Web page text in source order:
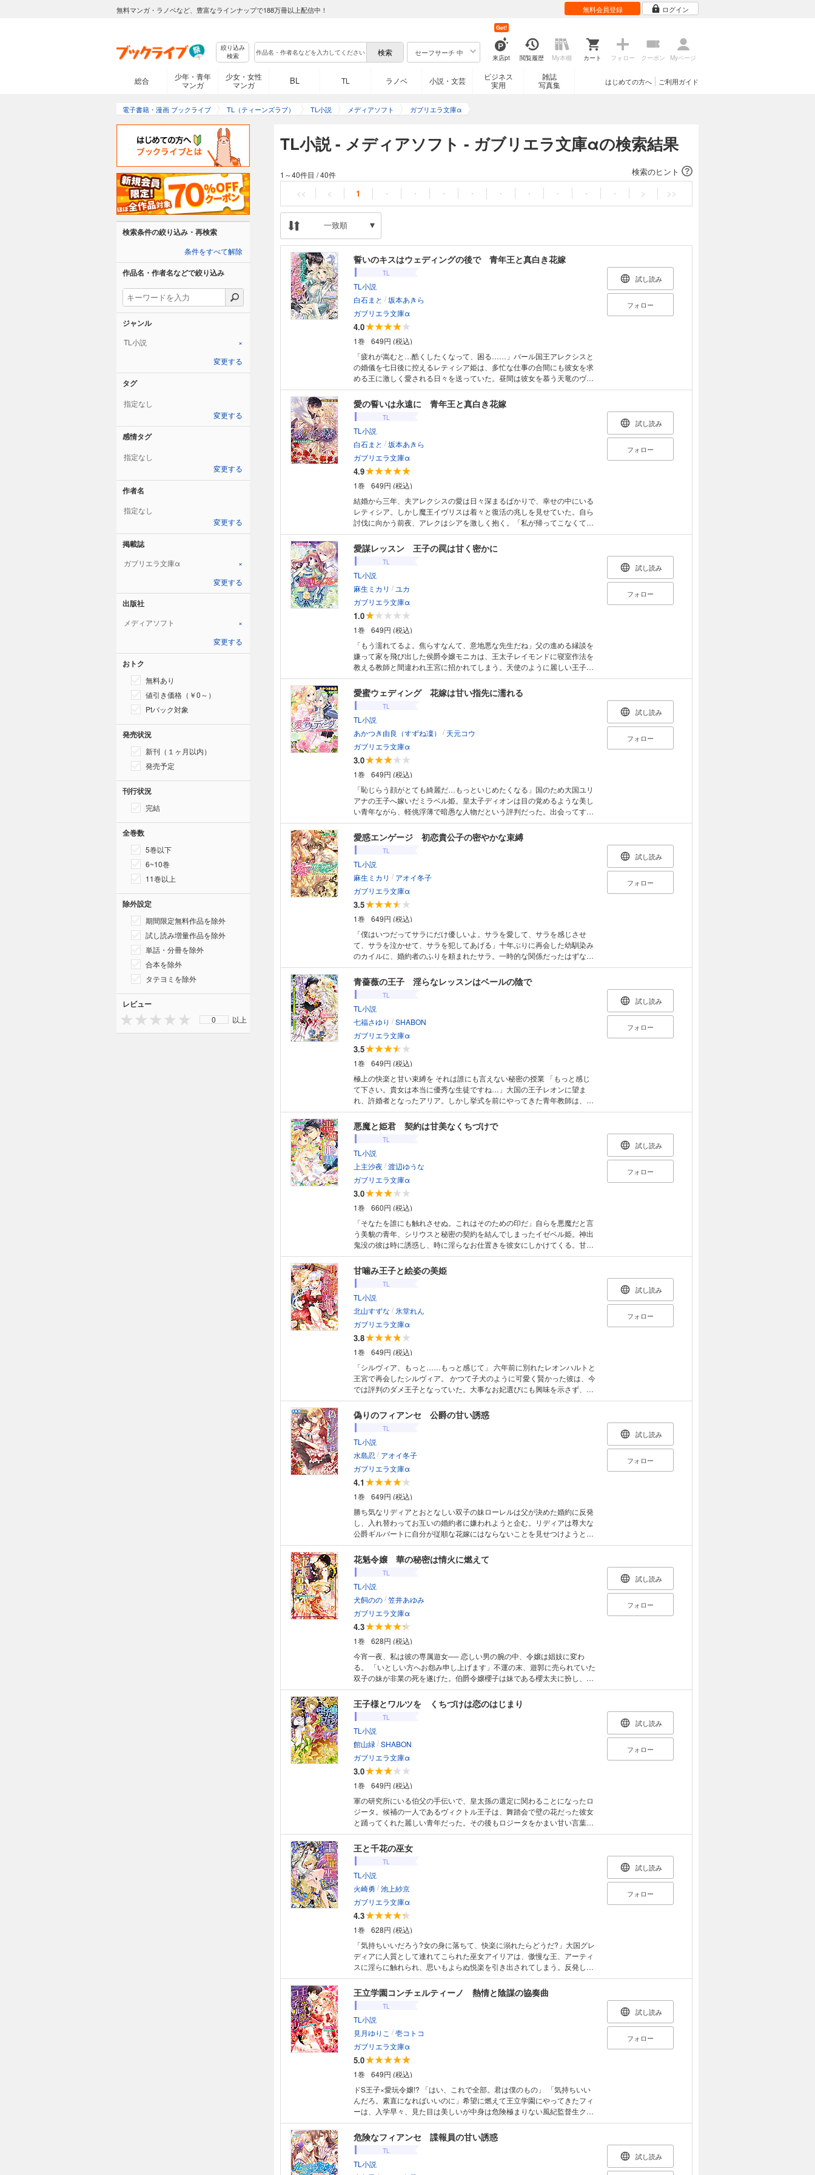
無料マンガ・ラノベなど、豊富なラインナップで188万冊以上配信中！ 無料会員登録 ログイン
絞り込み
検索
セーフサーチ 中
来店pt
Get!
閲覧履歴 My本棚 カート フォロー クーポン Myページ
総合
少年・青年
マンガ
少女・女性
マンガ
BL TL ラノベ 小説・文芸
ビジネス
実用
雑誌
写真集
ご利用ガイド
はじめての方へ
電子書籍・漫画 ブックライブ TL（ティーンズラブ） TL小説 メディアソフト ガブリエラ文庫α
TL小説 - メディアソフト - ガブリエラ文庫αの検索結果
検索のヒント
1～40件目 /40件
<< < 1 ・ ・ ・ ・ ・ ・ ・ ・ ・ > >>
一致順
誓いのキスはウェディングの後で 青年王と真白き花嫁
TL
TL小説
白石まと /坂本あきら
ガブリエラ文庫α
4.0
1巻
649円 (税込)
「疲れが嵩むと…酷くしたくなって、困る……」バール国王アレクシスと
の婚儀を七日後に控えるレティシア姫は、多忙な仕事の合間にも彼女を求
める王に激しく愛される日々を送っていた。昼間は彼女を慕う天竜のヴァ
イと戯れ、夜はようやく結ばれるアレクの痛いくらいの執着と情熱を一身
に受け止めながらも、彼とゆっくり過ごす時間の少なさにいつしか寂しさ
が募ってきて――！？
試し読み
フォロー
愛の誓いは永遠に 青年王と真白き花嫁
TL
TL小説
白石まと /坂本あきら
ガブリエラ文庫α
4.9
1巻
649円 (税込)
結婚から三年、夫アレクシスの愛は日々深まるばかりで、幸せの中にいる
レティシア。しかし魔王イヴリスは着々と復活の兆しを見せていた。自ら
討伐に向かう前夜、アレクはシアを激しく抱く。「私が帰ってこなくて
も、誰のものにもなるな」互いの覚悟を感じながら燃え上がる心と身体。
その頃、時の狭間に飛ばされた天竜ヴァイは──!? 恋と冒険のロマンス・
ファンタジー、堂々完結!!
試し読み
フォロー
愛謀レッスン 王子の罠は甘く密かに
TL
TL小説
麻生ミカリ / ユカ
ガブリエラ文庫α
1.0
1巻
649円 (税込)
「もう濡れてるよ。焦らすなんて、意地悪な先生だね」父の進める縁談を
嫌って家を飛び出した侯爵令嬢モニカは、王太子レイモンドに寝室作法を
教える教師と間違われ王宮に招かれてしまう。天使のように麗しい王子に
手ほどきするどころか翻弄され、無垢な身体に淫らな悦びを教え込まれる
彼女。ことあるごとに彼女へ甘い言葉をささやく王子の態度は、ただの教
師に対するものと思えないほど熱すぎて―。
試し読み
フォロー
愛蜜ウェディング 花嫁は甘い指先に濡れる
TL
TL小説
あかつき由良（すずね凜） / 天元コウ
ガブリエラ文庫α
3.0
1巻
649円 (税込)
「恥じらう顔がとても綺麗だ…もっといじめたくなる」国のため大国ユリ
アナの王子へ嫁いだミラベル姫。皇太子ディオンは目の覚めるような美し
い青年ながら、軽佻浮薄で暗愚な人物だという評判だった。出会ってすぐ
閨に引き込まれ淫らな快感を教え込まれるミラベル。昼間の破天荒な言動
とは裏腹に夜は妖しく魅惑的で知性を垣間見せるディオン。彼の真意は一
体―!?
試し読み
フォロー
愛惑エンゲージ 初恋貴公子の密やかな束縛
TL
TL小説
麻生ミカリ / アオイ冬子
ガブリエラ文庫α
3.5
1巻
649円 (税込)
「僕はいつだってサラにだけ優しいよ。サラを愛して、サラを感じさせ
て、サラを泣かせて、サラを犯してあげる」十年ぶりに再会した幼馴染み
のカイルに、婚約者のふりを頼まれたサラ。一時的な関係だったはずなの
に、彼はサラを私邸に閉じ込め、毎日のように誘惑してくる。繰り返され
る甘い囁きと淫らな指先。悦楽を擦り込まれ、初めてまでも奪われて婚約
を本当にしようとするカイルにサラは!?
試し読み
フォロー
青薔薇の王子 淫らなレッスンはベールの陰で
TL
TL小説
七福さゆり /SHABON
ガブリエラ文庫α
3.5
1巻
649円 (税込)
極上の快楽と甘い束縛を それは誰にも言えない秘密の授業 「もっと感じ
て下さい。貴女は本当に優秀な生徒ですね…」大国の王子レオンに望ま
れ、許婚者となったアリア。しかし挙式を前にやってきた青年教師は、レ
オンの命で彼女に性教育を施すと言い出す。傷付きながらも従わざるを得
ないアリア。心とは裏腹に、教師の巧みな指技に快楽を擦り込まれ、淫ら
に変えられていく身体。レオン様は私が他の男性に触れられても平気な
の!?
試し読み
フォロー
悪魔と姫君 契約は甘美なくちづけで
TL
TL小説
上主沙夜/渡辺ゆうな
ガブリエラ文庫α
3.0
1巻
660円 (税込)
「そなたを誰にも触れさせぬ。これはそのための印だ」自らを悪魔だと言
う美貌の青年、シリウスと秘密の契約を結んでしまったイゼベル姫。神出
鬼没の彼は時に誘惑し、時に淫らなお仕置きを彼女にしかけてくる。甘い
囁きと巧みな指先に開いていく心と身体。どんな願いも叶えてくれる彼に
傾倒する自分を止められない。けれど弟王子の危機に、いつになく冷たい
顔を見せる彼に心乱され──!?
試し読み
フォロー
甘噛み王子と絵姿の美姫
TL
TL小説
北山すずな / 氷堂れん
ガブリエラ文庫α
3.8
1巻
649円 (税込)
「シルヴィア、もっと……もっと感じて」 六年前に別れたレオンハルトと
王宮で再会したシルヴィア。 かつて子犬のように可愛く賢かった彼は、今
では評判のダメ王子となっていた。大事なお妃選びにも興味を示さず、シ
ルヴィアにだけ執着して誘惑してくるレオン。普段とは別人のような巧み
な愛撫と甘いおねだりに翻弄される日々。でもどうして彼は無能なふりを
しているの？ キュートなラブコメディ開幕!!
試し読み
フォロー
偽りのフィアンセ 公爵の甘い誘惑
TL
TL小説
水島忍 / アオイ冬子
ガブリエラ文庫α
4.1
1巻
649円 (税込)
勝ち気なリディアとおとなしい双子の妹ローレルは父が決めた婚約に反発
し、入れ替わってお互いの婚約者に嫌われようと企む。リディアは尊大な
公爵ギルバートに自分が従順な花嫁にはならないことを見せつけようとし
たが、逆に彼に気に入られてしまった。本気で彼女を得ようとするギルバ
ートの巧みな誘惑に、身も心も囚われてしまうリディア。彼は妹の婚約者
なのに──！？
試し読み
フォロー
花魁令嬢 華の秘密は情火に燃えて
TL
TL小説
犬飼のの/笠井あゆみ
ガブリエラ文庫α
4.3
1巻
628円 (税込)
今宵一夜、私は彼の専属遊女── 恋しい男の腕の中、令嬢は娼妓に変わ
る。 「いとしい方へお怨み申し上げます」不運の末、遊郭に売られていた
双子の妹が非業の死を遂げた。伯爵令嬢櫻子は妹である櫻太夫に扮し、死
の真相を探ることに。妹を身請しようとしていた綾瀬和晃は、櫻子が人知
れず慕っていた美しい軍人だった。彼女の偽装を見破り、櫻子を櫻子とし
て迫ってくる和晃。初めて知る殿方の熱い情熱と淫靡な快楽。しかし彼は
妹の死に関わるかもしれない人で―。
試し読み
フォロー
王子様とワルツを くちづけは恋のはじまり
TL
TL小説
館山緑/SHABON
ガブリエラ文庫α
3.0
1巻
649円 (税込)
軍の研究所にいる伯父の手伝いで、皇太孫の選定に関わることになったロ
ジータ。候補の一人であるヴィクトル王子は、舞踏会で壁の花だった彼女
と踊ってくれた麗しい青年だった。その後もロジータをかまい甘い言葉で
誘いかけるヴィクトル。しかしロジータの伯母に、王子はロジータを愛妾
にしようとしていると勘違いされて―!?
試し読み
フォロー
王と千花の巫女
TL
TL小説
火崎勇 /池上紗京
ガブリエラ文庫α
4.3
1巻
628円 (税込)
「気持ちいいだろう?女の身に落ちて、快楽に溺れたらどうだ?」大国グレ
ディアに人質として連れてこられた巫女アイリアは、傲慢な王、アーティ
スに淫らに触れられ、思いもよらぬ悦楽を引き出されてしまう。反発しつ
つ翻弄されるアイリア。しかし王の冷たい瞳の影に隠された悲しみと真実
を知り、彼を愛したアイリアは禁忌を犯し、彼に抱かれるが!?
試し読み
フォロー
王立学園コンチェルティーノ 熱情と陰謀の協奏曲
TL
TL小説
見月ゆりこ /壱コトコ
ガブリエラ文庫α
5.0
1巻
649円 (税込)
ドS王子×愛玩令嬢!? 「はい、これで全部。君は僕のもの」 「気持ちいい
んだろ。素直になればいいのに」希望に燃えて王立学園にやってきたフィ
ーは、入学早々、見た目は美しいが中身は危険極まりない風紀監督生クル
トに目をつけられ、活動に協力させられることに。仮面舞踏会では囮に使
われ、監督生室ではセクハラ三昧。でも、なぜか逆らえない拒めない。彼
への想いを自覚しはじめた矢先に、彼が実はこの国の王子だと聞いてしま
い―!?
試し読み
フォロー
危険なフィアンセ 諜報員の甘い誘惑
TL
TL小説
試し読み
検索条件の絞り込み・再検索
条件をすべて解除
作品名・作者名などで絞り込み
ジャンル
TL小説 ×
変更する
タグ
指定なし
変更する
感情タグ
指定なし
変更する
作者名
指定なし
変更する
掲載誌
ガブリエラ文庫α ×
変更する
出版社
メディアソフト ×
変更する
おトク
無料あり
値引き価格（￥0～）
Ptバック対象
発売状況
新刊（１ヶ月以内）
発売予定
刊行状況
完結
全巻数
5巻以下
6~10巻
11巻以上
除外設定
期間限定無料作品を除外
試し読み増量作品を除外
単話・分冊を除外
合本を除外
タテヨミを除外
レビュー
0 以上